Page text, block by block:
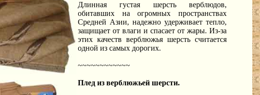
Длинная густая шерсть верблюдов,
обитавших на огромных пространствах
Средней Азии, надежно удерживает тепло,
защищает от влаги и спасает от жары. Из-за
этих качеств верблюжья шерсть считается
одной из самых дорогих.
~~~~~~~~~~~~
Плед из верблюжьей шерсти.